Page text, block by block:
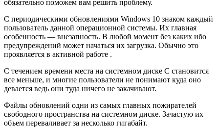
обязательно поможем вам решить проблему.
C периодическими обновлениями Windows 10 знаком каждый
пользователь данной операционной системы. Их главная
особенность — внезапность. В любой момент без каких ибо
предупреждений может начаться их загрузка. Обычно это
проявляется в активной работе .
С течением времени места на системном диске C становится
все меньше, и многие пользователи не понимают куда оно
девается ведь они туда ничего не закачивают.
Файлы обновлений одни из самых главных пожирателей
свободного пространства на системном диске. Зачастую их
объем переваливает за несколько гигабайт.